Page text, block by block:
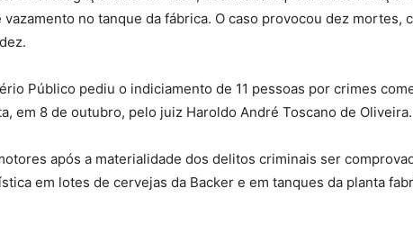
no tanque da fábrica. O caso provocou dez mortes,
Público pediu o indiciamento de 11 pessoas por crimes
em 8 de outubro, pelo juiz Haroldo André Toscano de Oliveira.
após a materialidade dos delitos criminais ser
em lotes de cervejas da Backer e em tanques da planta